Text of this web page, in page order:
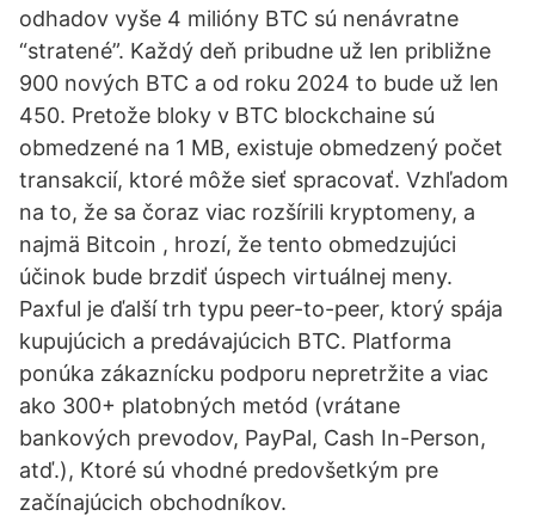
odhadov vyše 4 milióny BTC sú nenávratne
“stratené”. Každý deň pribudne už len približne
900 nových BTC a od roku 2024 to bude už len
450. Pretože bloky v BTC blockchaine sú
obmedzené na 1 MB, existuje obmedzený počet
transakcií, ktoré môže sieť spracovať. Vzhľadom
na to, že sa čoraz viac rozšírili kryptomeny, a
najmä Bitcoin , hrozí, že tento obmedzujúci
účinok bude brzdiť úspech virtuálnej meny.
Paxful je ďalší trh typu peer-to-peer, ktorý spája
kupujúcich a predávajúcich BTC. Platforma
ponúka zákaznícku podporu nepretržite a viac
ako 300+ platobných metód (vrátane
bankových prevodov, PayPal, Cash In-Person,
atď.), Ktoré sú vhodné predovšetkým pre
začínajúcich obchodníkov.